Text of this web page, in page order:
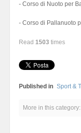
- Corso di Nuoto per
- Corso di Pallanuoto
Read 1503 times
Published in Sport &
More in this category: